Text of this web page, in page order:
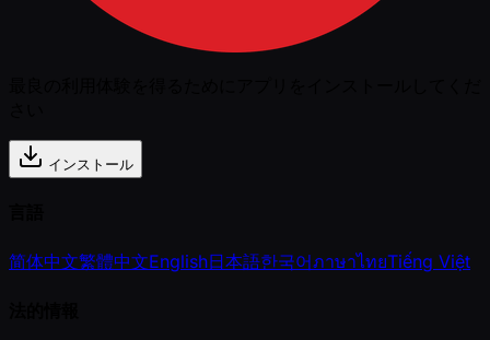
インストール
简体中文繁體中文English日本語한국어ภาษาไทยTiếng Việt